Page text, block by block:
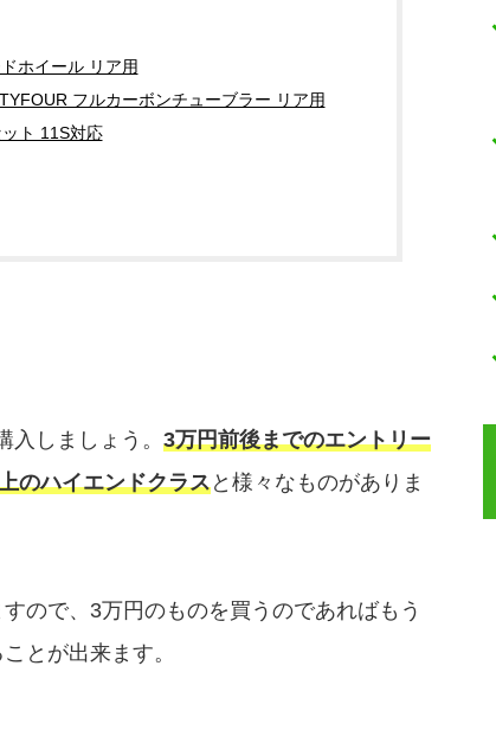
ホイール リア用
フルカーボンチューブラー リア用
ト 11S対応
しましょう。 3万円前後までのエントリー
のハイエンドクラスと様々なものがありま
ので、3万円のものを買うのであればもう
とが出来ます。